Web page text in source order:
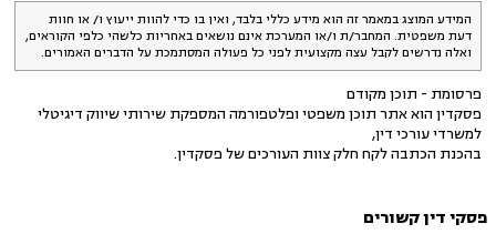
המידע המוצג במאמר זה הוא מידע כללי בלבד, ואין בו כדי להוות ייעוץ ו/ או חוות
דעת משפטית. המחבר/ת ו/או המערכת אינם נושאים באחריות כלשהי כלפי הקוראים,
ואלה נדרשים לקבל עצה מקצועית לפני כל פעולה המסתמכת על הדברים האמורים.
פרסומת - תוכן מקודם
פסקדין הוא אתר תוכן משפטי ופלטפורמה המספקת שירותי שיווק דיגיטלי
למשרדי עורכי דין,
בהכנת הכתבה לקח חלק צוות העורכים של פסקדין.
פסקי דין קשורים